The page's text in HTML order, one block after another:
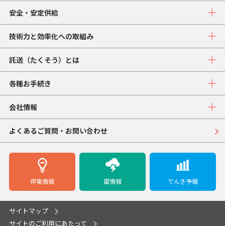
安全・安定供給
技術力と効率化への取組み
託送（たくそう）とは
各種お手続き
会社情報
よくあるご質問・お問い合わせ
停電情報 雷情報 でんき予報
サイトマップ
サイトのご利用にあたって